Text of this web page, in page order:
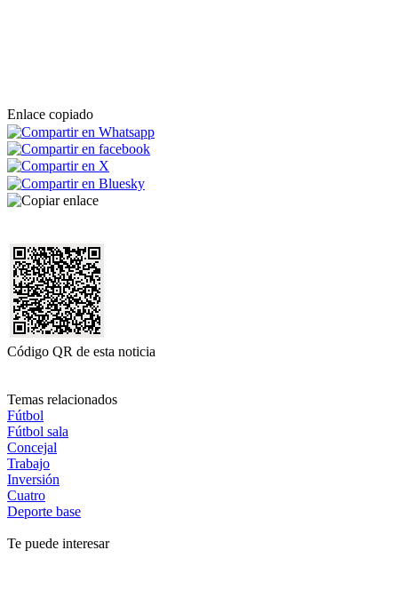
Enlace copiado
Código QR de esta noticia
Temas relacionados
Fútbol
Fútbol sala
Concejal
Trabajo
Inversión
Cuatro
Deporte base
Te puede interesar